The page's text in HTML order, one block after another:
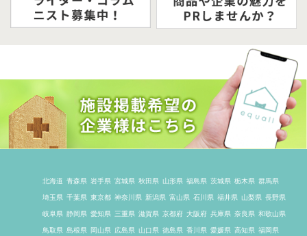
北海道 青森県 岩手県 宮城県 秋田県 山形県 福島県 茨城県 栃木県 群馬県
埼玉県 千葉県 東京都 神奈川県 新潟県 富山県 石川県 福井県 山梨県 長野県
岐阜県 静岡県 愛知県 三重県 滋賀県 京都府 大阪府 兵庫県 奈良県 和歌山県
鳥取県 島根県 岡山県 広島県 山口県 徳島県 香川県 愛媛県 高知県 福岡県